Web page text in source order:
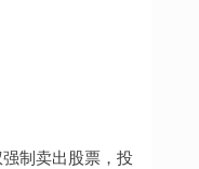
制卖出股票，投